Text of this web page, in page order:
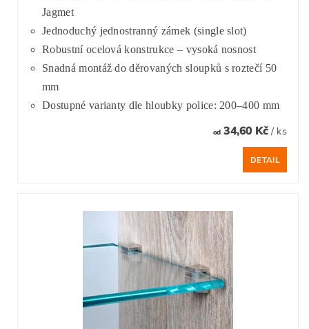
Jagmet
Jednoduchý jednostranný zámek (single slot)
Robustní ocelová konstrukce – vysoká nosnost
Snadná montáž do děrovaných sloupků s roztečí 50
mm
Dostupné varianty dle hloubky police: 200–400 mm
od34,60 Kč / ks
DETAIL